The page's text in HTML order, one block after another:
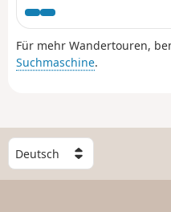
Ihnen dann, einige der
des Parc de la Deûle zu
aus können Sie das
Deûle-Kanal aus der Nähe
Für mehr Wandertouren,
Suchmaschine.
W
ä
h